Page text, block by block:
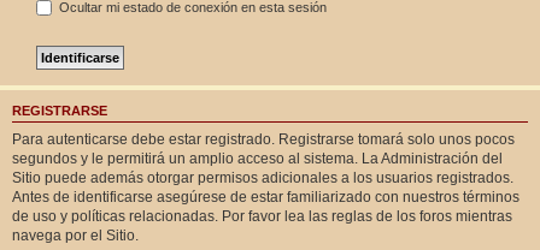
Ocultar mi estado de conexión en esta sesión
REGISTRARSE
Para autenticarse debe estar registrado. Registrarse tomará solo unos pocos
segundos y le permitirá un amplio acceso al sistema. La Administración del
Sitio puede además otorgar permisos adicionales a los usuarios registrados.
Antes de identificarse asegúrese de estar familiarizado con nuestros términos
de uso y políticas relacionadas. Por favor lea las reglas de los foros mientras
navega por el Sitio.